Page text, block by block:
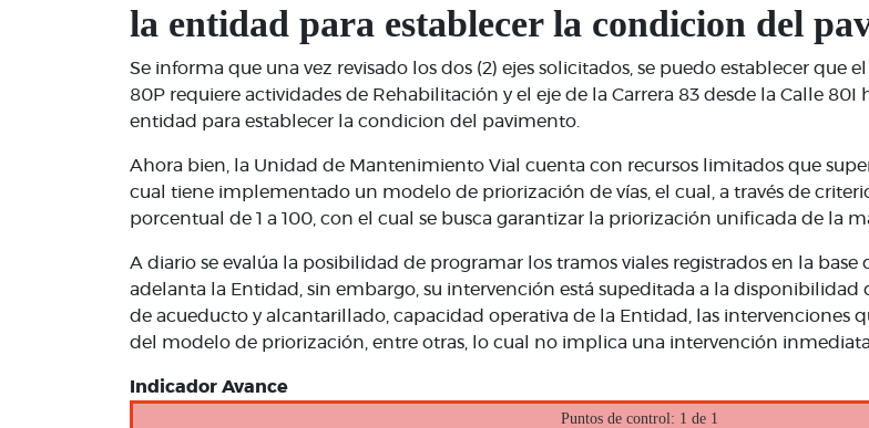
la entidad para establecer la condicion del
Se informa que una vez revisado los dos (2) ejes solicitados, se puedo establecer que
80P requiere actividades de Rehabilitación y el eje de la Carrera 83 desde la Calle
entidad para establecer la condicion del pavimento.
Ahora bien, la Unidad de Mantenimiento Vial cuenta con recursos limitados que
cual tiene implementado un modelo de priorización de vías, el cual, a través de
porcentual de 1 a 100, con el cual se busca garantizar la priorización unificada de la
A diario se evalúa la posibilidad de programar los tramos viales registrados en la
adelanta la Entidad, sin embargo, su intervención está supeditada a la disponibilidad
de acueducto y alcantarillado, capacidad operativa de la Entidad, las intervenciones
del modelo de priorización, entre otras, lo cual no implica una intervención inmediata.
Indicador Avance
Puntos de control: 1 de 1